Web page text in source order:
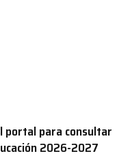
portal para consultar
2026-2027